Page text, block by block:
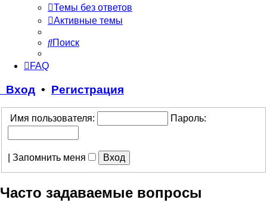
Темы без ответов
Активные темы
Поиск
FAQ
Вход • Регистрация
Имя пользователя: Пароль:
Запомнить меня
Часто задаваемые вопросы